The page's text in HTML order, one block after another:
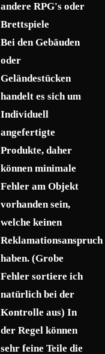
andere RPG's oder
Brettspiele
Bei den Gebäuden
oder
Geländestücken
handelt es sich um
Individuell
angefertigte
Produkte, daher
können minimale
Fehler am Objekt
vorhanden sein,
welche keinen
Reklamationsanspruch
haben. (Grobe
Fehler sortiere ich
natürlich bei der
Kontrolle aus) In
der Regel können
sehr feine Teile die